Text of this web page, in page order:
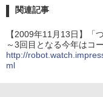
関連記事
【2009年11月13日】「
～3回目となる今年はコ
http://
ml